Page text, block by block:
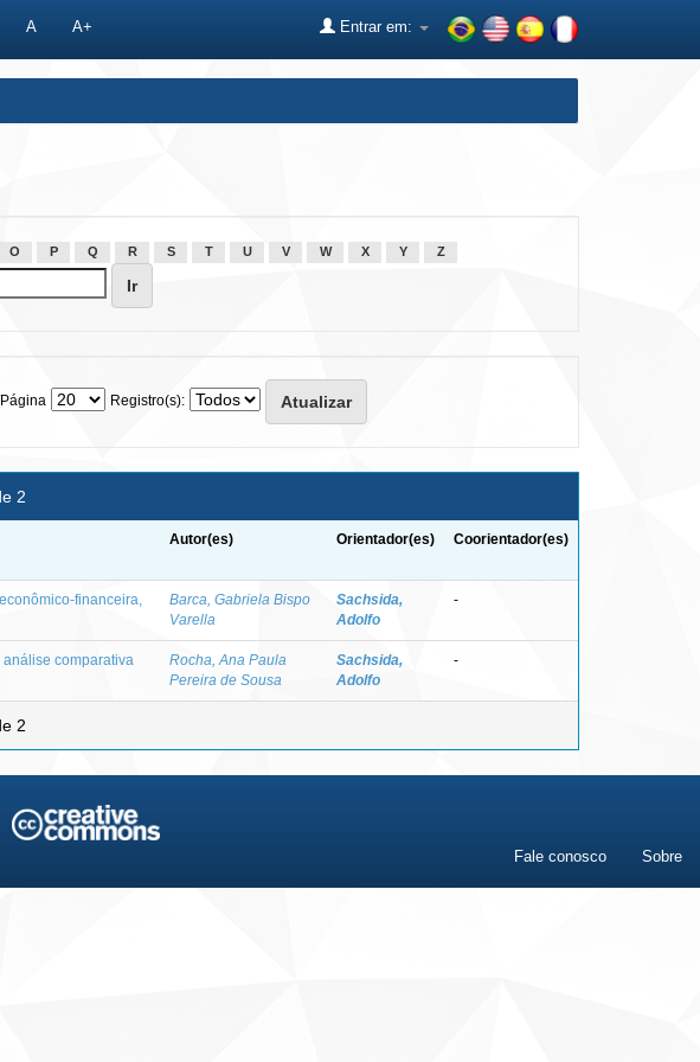
A A+ Entrar em:
O P Q R S T U V W X Y Z
Registro(s):
2
Autor(es) Orientador(es) Coorientador(es)
financeira,
Barca, Gabriela Bispo
Varella
Sachsida,
Adolfo
-
comparativa
Rocha, Ana Paula
Pereira de Sousa
Sachsida,
Adolfo
-
2
Fale conosco Sobre